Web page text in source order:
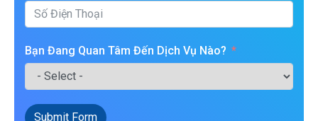
Bạn Đang Quan Tâm Đến Dịch Vụ Nào?
Submit Form